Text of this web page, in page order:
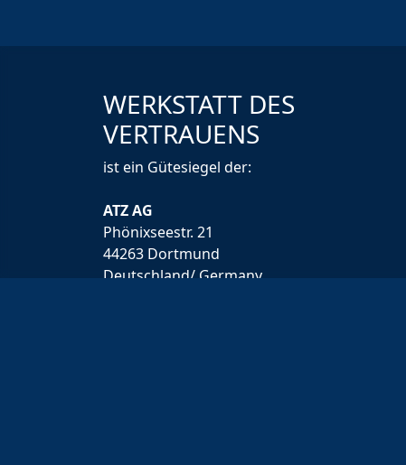
WERKSTATT DES
VERTRAUENS
ist ein Gütesiegel der:
ATZ AG
Phönixseestr. 21
44263 Dortmund
Deutschland/ Germany